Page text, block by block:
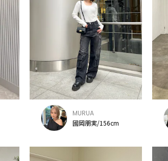
MURUA
國岡朋実/156cm